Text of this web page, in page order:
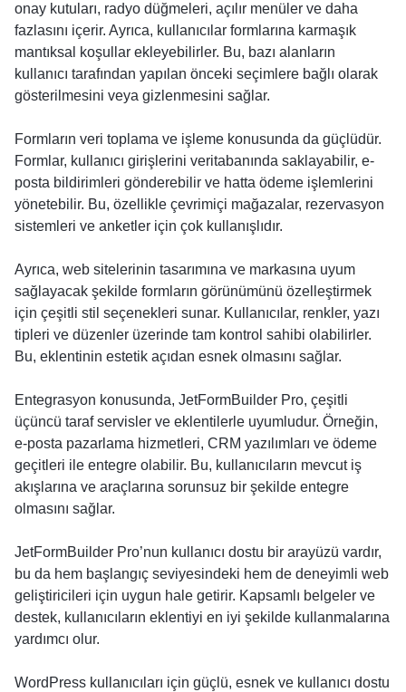
onay kutuları, radyo düğmeleri, açılır menüler ve daha
fazlasını içerir. Ayrıca, kullanıcılar formlarına karmaşık
mantıksal koşullar ekleyebilirler. Bu, bazı alanların
kullanıcı tarafından yapılan önceki seçimlere bağlı olarak
gösterilmesini veya gizlenmesini sağlar.
Formların veri toplama ve işleme konusunda da güçlüdür.
Formlar, kullanıcı girişlerini veritabanında saklayabilir, e-
posta bildirimleri gönderebilir ve hatta ödeme işlemlerini
yönetebilir. Bu, özellikle çevrimiçi mağazalar, rezervasyon
sistemleri ve anketler için çok kullanışlıdır.
Ayrıca, web sitelerinin tasarımına ve markasına uyum
sağlayacak şekilde formların görünümünü özelleştirmek
için çeşitli stil seçenekleri sunar. Kullanıcılar, renkler, yazı
tipleri ve düzenler üzerinde tam kontrol sahibi olabilirler.
Bu, eklentinin estetik açıdan esnek olmasını sağlar.
Entegrasyon konusunda, JetFormBuilder Pro, çeşitli
üçüncü taraf servisler ve eklentilerle uyumludur. Örneğin,
e-posta pazarlama hizmetleri, CRM yazılımları ve ödeme
geçitleri ile entegre olabilir. Bu, kullanıcıların mevcut iş
akışlarına ve araçlarına sorunsuz bir şekilde entegre
olmasını sağlar.
JetFormBuilder Pro’nun kullanıcı dostu bir arayüzü vardır,
bu da hem başlangıç seviyesindeki hem de deneyimli web
geliştiricileri için uygun hale getirir. Kapsamlı belgeler ve
destek, kullanıcıların eklentiyi en iyi şekilde kullanmalarına
yardımcı olur.
WordPress kullanıcıları için güçlü, esnek ve kullanıcı dostu